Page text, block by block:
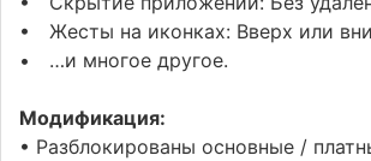
• Жесты на иконках: Вверх или
• …и многое другое.
Модификация:
• Разблокированы основные /